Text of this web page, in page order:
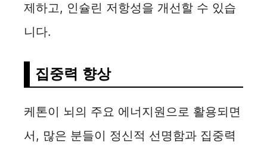
제하고, 인슐린 저항성을 개선할 수 있습
니다.
집중력 향상
케톤이 뇌의 주요 에너지원으로 활용되면
서, 많은 분들이 정신적 선명함과 집중력